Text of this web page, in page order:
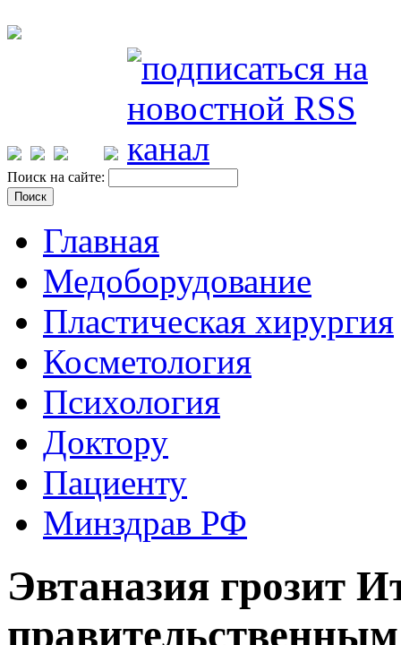
Поиск на сайте:
Главная
Медоборудование
Пластическая хирургия
Косметология
Психология
Доктору
Пациенту
Минздрав РФ
Эвтаназия грозит